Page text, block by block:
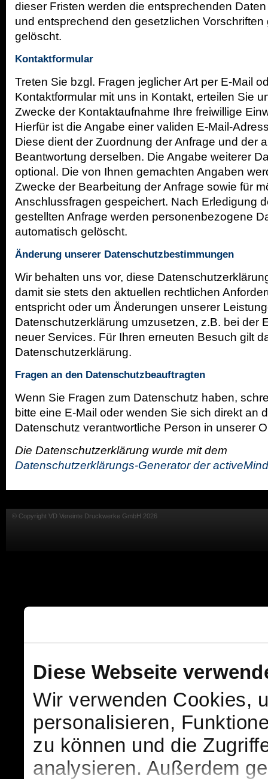
Diese Webseite
Wir verwenden Cookies,
personalisieren,
zu können und die
analysieren. Außerdem
dieser Fristen werden die entsprechenden
und entsprechend den gesetzlichen Vorschriften
gelöscht.
Kontaktformular
Treten Sie bzgl. Fragen jeglicher Art per E-Mail
Kontaktformular mit uns in Kontakt, erteilen Sie
Zwecke der Kontaktaufnahme Ihre freiwillige
Hierfür ist die Angabe einer validen E-Mail-
Diese dient der Zuordnung der Anfrage und der
Beantwortung derselben. Die Angabe weiterer
optional. Die von Ihnen gemachten Angaben
Zwecke der Bearbeitung der Anfrage sowie für
Anschlussfragen gespeichert. Nach Erledigung
gestellten Anfrage werden personenbezogene
automatisch gelöscht.
Änderung unserer Datenschutzbestimmungen
Wir behalten uns vor, diese
damit sie stets den aktuellen rechtlichen
entspricht oder um Änderungen unserer
Datenschutzerklärung umzusetzen, z.B. bei der
neuer Services. Für Ihren erneuten Besuch gilt
Datenschutzerklärung.
Fragen an den Datenschutzbeauftragten
Wenn Sie Fragen zum Datenschutz haben,
bitte eine E-Mail oder wenden Sie sich direkt an
Datenschutz verantwortliche Person in unserer
Die Datenschutzerklärung wurde mit dem
Datenschutzerklärungs-Generator der
© Copyright VD Vereinte Druckwerke GmbH 2026